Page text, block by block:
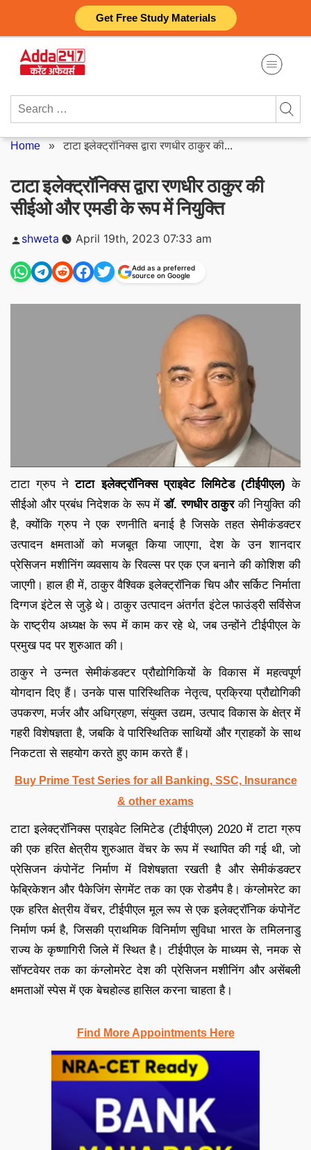
Get Free Study Materials
content
Search
Home »टाटा इलेक्ट्रॉनिक्स द्वारा रणधीर ठाकुर की...
टाटा इलेक्ट्रॉनिक्स द्वारा रणधीर ठाकुर की
सीईओ और एमडी के रूप में नियुक्ति
Posted
by
shweta April 19th, 2023 07:33 am
Add as a preferred
source on Google
टाटा ग्रुप नेटाटा इलेक्ट्रॉनिक्स प्राइवेट लिमिटेड (टीईपीएल) के
सीईओ और प्रबंध निदेशक के रूप मेंडॉ. रणधीर ठाकुरकी नियुक्ति की
है, क्योंकि ग्रुप ने एक रणनीति बनाई है जिसके तहत सेमीकंडक्टर
उत्पादन क्षमताओं को मजबूत किया जाएगा, देश के उन शानदार
प्रेसिजन मशीनिंग व्यवसाय के रिवल्स पर एक एज बनाने की कोशिश की
जाएगी। हाल ही में, ठाकुर वैश्विक इलेक्ट्रॉनिक चिप और सर्किट निर्माता
दिग्गज इंटेल से जुड़े थे। ठाकुर उत्पादन अंतर्गत इंटेल फाउंड्री सर्विसेज
के राष्ट्रीय अध्यक्ष के रूप में काम कर रहे थे, जब उन्होंने टीईपीएल के
प्रमुख पद पर शुरुआत की।
ठाकुर ने उन्नत सेमीकंडक्टर प्रौद्योगिकियों के विकास में महत्वपूर्ण
योगदान दिए हैं। उनके पास पारिस्थितिक नेतृत्व, प्रक्रिया प्रौद्योगिकी
उपकरण, मर्जर और अधिग्रहण, संयुक्त उद्यम, उत्पाद विकास के क्षेत्र में
गहरी विशेषज्ञता है, जबकि वे पारिस्थितिक साथियों और ग्राहकों के साथ
निकटता से सहयोग करते हुए काम करते हैं।
Buy Prime Test Series for all Banking, SSC, Insurance
& other exams
टाटा इलेक्ट्रॉनिक्स प्राइवेट लिमिटेड (टीईपीएल) 2020 में टाटा ग्रुप
की एक हरित क्षेत्रीय शुरुआत वेंचर के रूप में स्थापित की गई थी, जो
प्रेसिजन कंपोनेंट निर्माण में विशेषज्ञता रखती है और सेमीकंडक्टर
फेब्रिकेशन और पैकेजिंग सेगमेंट तक का एक रोडमैप है। कंग्लोमरेट का
एक हरित क्षेत्रीय वेंचर, टीईपीएल मूल रूप से एक इलेक्ट्रॉनिक कंपोनेंट
निर्माण फर्म है, जिसकी प्राथमिक विनिर्माण सुविधा भारत के तमिलनाडु
राज्य के कृष्णागिरी जिले में स्थित है। टीईपीएल के माध्यम से, नमक से
सॉफ्टवेयर तक का कंग्लोमरेट देश की प्रेसिजन मशीनिंग और असेंबली
क्षमताओं स्पेस में एक बेचहोल्ड हासिल करना चाहता है।
Find More Appointments Here